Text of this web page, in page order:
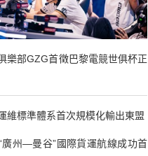
樂部GZG首徵巴黎電競世俱杯正
維標準體系首次規模化輸出東盟
廣州—曼谷”國際貨運航線成功首